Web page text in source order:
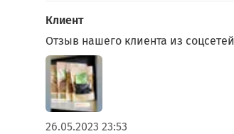
Клиент
Отзыв нашего клиента из соцсетей
26.05.2023 23:53